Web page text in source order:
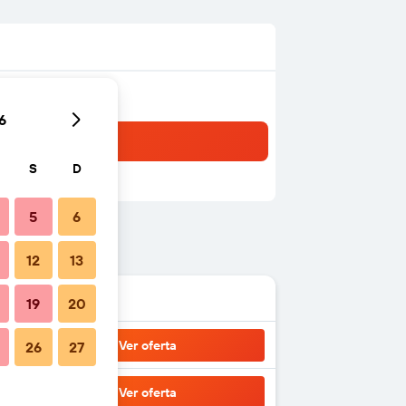
Ver oferta
Ver oferta
S D
5 6
12 13
19 20
26 27